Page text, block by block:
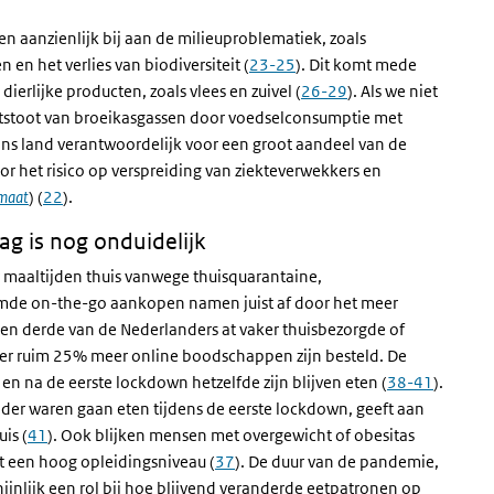
aanzienlijk bij aan de milieuproblematiek, zoals
en het verlies van biodiversiteit (23-25). Dit komt mede
producten, zoals vlees en zuivel (26-29). Als we niet
van broeikasgassen door voedselconsumptie met
land verantwoordelijk voor een groot aandeel van de
het risico op verspreiding van ziekteverwekkers en
) (22).
is nog onduidelijk
thuis vanwege thuisquarantaine,
on-the-go aankopen namen juist af door het meer
derde van de Nederlanders at vaker thuisbezorgde of
ruim 25% meer online boodschappen zijn besteld. De
na de eerste lockdown hetzelfde zijn blijven eten (38-41).
waren gaan eten tijdens de eerste lockdown, geeft aan
(41). Ook blijken mensen met overgewicht of obesitas
een hoog opleidingsniveau (37). De duur van de pandemie,
een rol bij hoe blijvend veranderde eetpatronen op